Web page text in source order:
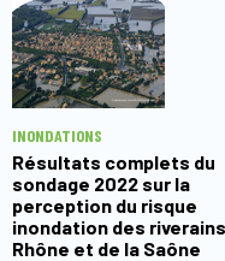
INONDATIONS
Résultats complets du
sondage 2022 sur la
perception du risque
inondation des
Rhône et de la Saône